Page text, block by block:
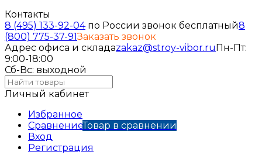
Контакты
8 (495) 133-92-04по России звонок бесплатный8
(800) 775-37-91Заказать звонок
Адрес офиса и складаzakaz@stroy-vibor.ruПн-Пт:
9:00-18:00
Сб-Вс: выходной
Личный кабинет
Избранное
СравнениеТовар в сравнении
Вход
Регистрация